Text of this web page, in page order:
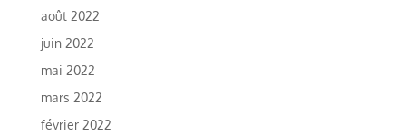
août 2022
juin 2022
mai 2022
mars 2022
février 2022